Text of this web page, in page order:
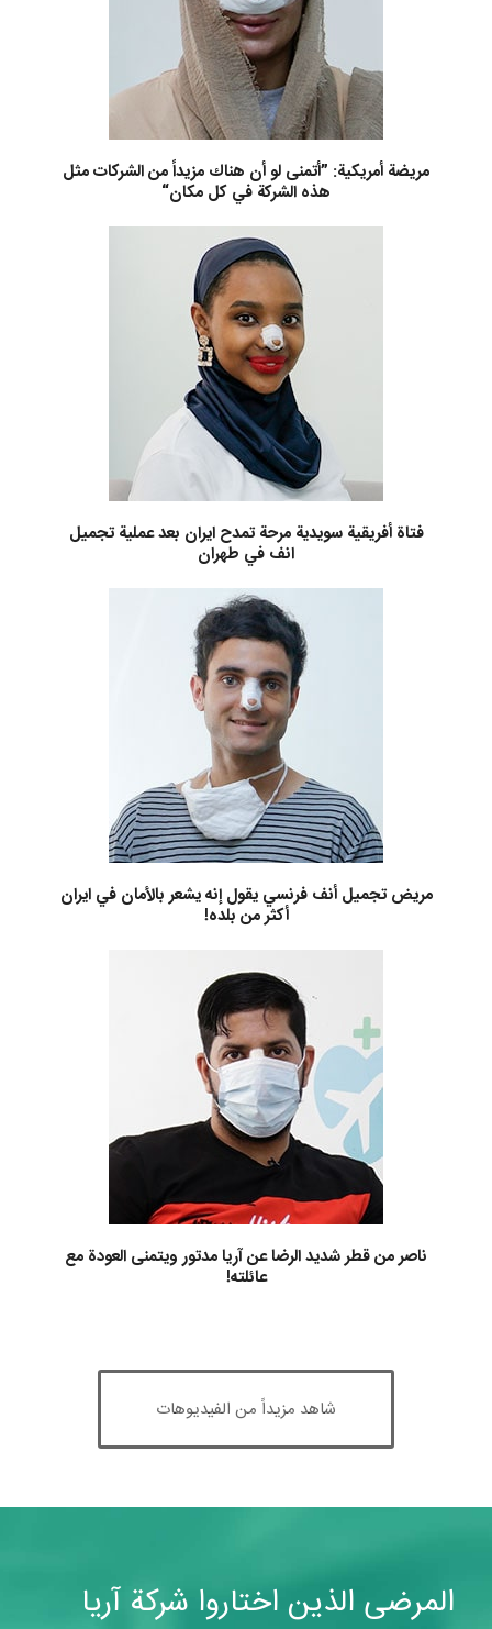
مريضة أمريكية: ”أتمنى لو أن هناك مزيداً من الشركات مثل
هذه الشركة في كل مكان“
فتاة أفريقية سويدية مرحة تمدح ايران بعد عملية تجميل
انف في طهران
مريض تجميل أنف فرنسي يقول إنه يشعر بالأمان في ايران
أكثر من بلده!
ناصر من قطر شديد الرضا عن آريا مدتور ويتمنى العودة مع
عائلته!
شاهد مزيداً من الفيديوهات
المرضى الذين اختاروا شركة آريا